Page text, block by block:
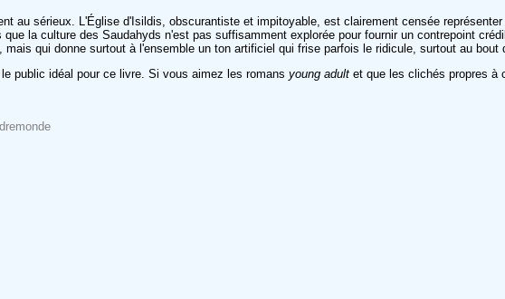
au sérieux. L'Église d'Isildis, obscurantiste et impitoyable, est clairement censée
la culture des Saudahyds n'est pas suffisamment explorée pour fournir un contrepoint
qui donne surtout à l'ensemble un ton artificiel qui frise parfois le ridicule, surtout au bout
le public idéal pour ce livre. Si vous aimez les romans young adult et que les clichés propres à